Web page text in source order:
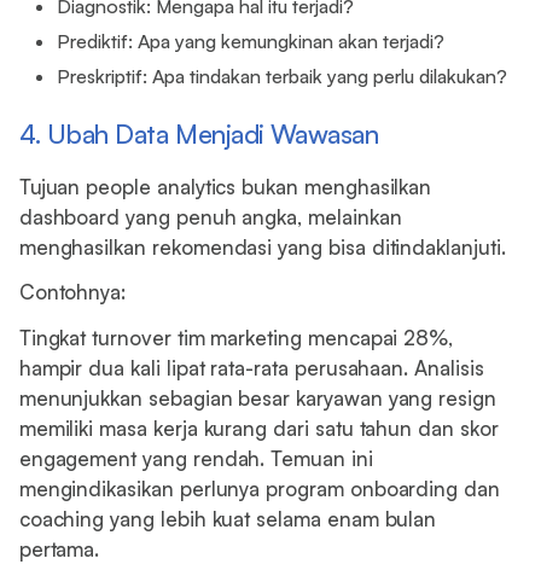
Diagnostik: Mengapa hal itu terjadi?
Prediktif: Apa yang kemungkinan akan terjadi?
Preskriptif: Apa tindakan terbaik yang perlu dilakukan?
4. Ubah Data Menjadi Wawasan
Tujuan people analytics bukan menghasilkan
dashboard yang penuh angka, melainkan
menghasilkan rekomendasi yang bisa ditindaklanjuti.
Contohnya:
Tingkat turnover tim marketing mencapai 28%,
hampir dua kali lipat rata-rata perusahaan. Analisis
menunjukkan sebagian besar karyawan yang resign
memiliki masa kerja kurang dari satu tahun dan skor
engagement yang rendah. Temuan ini
mengindikasikan perlunya program onboarding dan
coaching yang lebih kuat selama enam bulan
pertama.